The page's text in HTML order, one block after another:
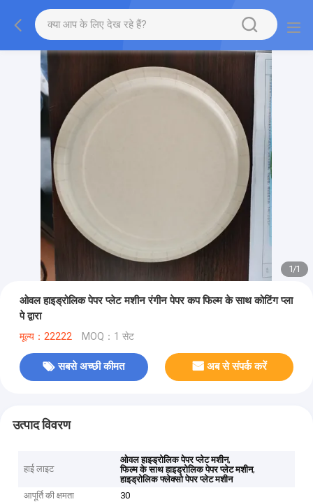
1/1
ओवल हाइड्रोलिक पेपर प्लेट मशीन रंगीन पेपर कप फिल्म के साथ कोटिंग प्ला
पे द्वारा
मूल्य：22222 MOQ：1 सेट
सबसे अच्छी कीमत अब से संपर्क करें
उत्पाद विवरण
हाई लाइट
ओवल हाइड्रोलिक पेपर प्लेट मशीन,
फिल्म के साथ हाइड्रोलिक पेपर प्लेट मशीन,
हाइड्रोलिक फ्लेक्सो पेपर प्लेट मशीन
आपूर्ति की क्षमता
30